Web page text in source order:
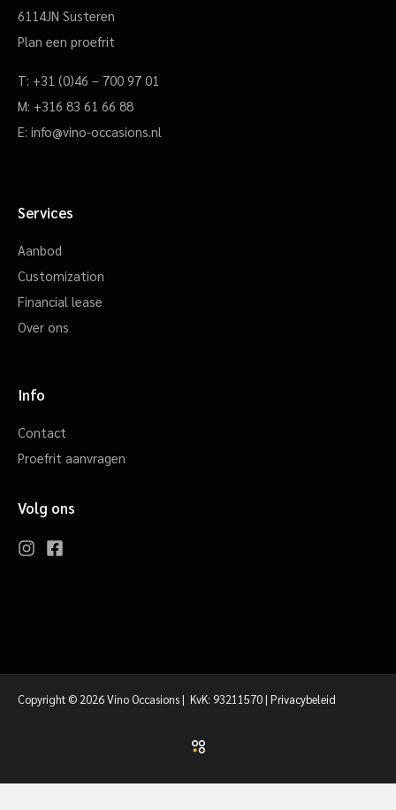
6114JN Susteren
Plan een proefrit
T: +31 (0)46 – 700 97 01
M: +316 83 61 66 88
E: info@vino-occasions.nl
Services
Aanbod
Customization
Financial lease
Over ons
Info
Contact
Proefrit aanvragen
Volg ons
Copyright © 2026 Vino Occasions | KvK: 93211570 | Privacybeleid